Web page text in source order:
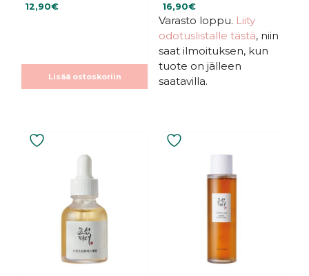
5:stä
12,90€
Lisää ostoskoriin
:
s
t
ä
16,90€
Varasto loppu. Liity
odotuslistalle tästä, niin
saat ilmoituksen, kun
tuote on jälleen
saatavilla.